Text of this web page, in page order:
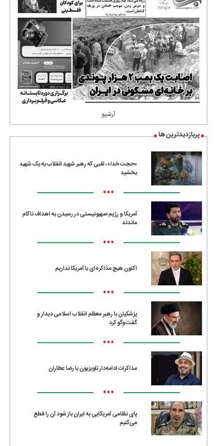
آرشیو
پربازدیدترین ها
«حجت خدا»، لقبی که رهبر شهید انقلاب به یک شهید
بخشید
•••
آمریکا و رژیم صهیونیستی در رسیدن به اهداف ناکام
ماندند
•••
اکنون هیچ مذاکره‌ای با آمریکا نداریم
•••
پزشکیان با رهبر معظم انقلاب اسلامی دیدار و
گفت‌وگو کرد
•••
مذاکرات ادامه‌دار تلویزیون با رضا عطاران
•••
پای نظامی آمریکایی به ایران باز شود آن را قطع
می‌کنیم